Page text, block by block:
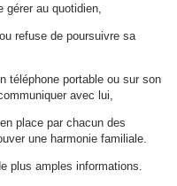
gérer au quotidien,
refuse de poursuivre sa
téléphone portable ou sur son
avec lui,
place par chacun des
une harmonie familiale.
plus amples informations.